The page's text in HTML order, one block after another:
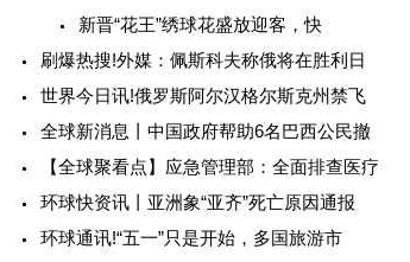
新晋“花王”绣球花盛放迎客，快
刷爆热搜!外媒：佩斯科夫称俄将在胜利日
世界今日讯!俄罗斯阿尔汉格尔斯克州禁飞
全球新消息丨中国政府帮助6名巴西公民撤
【全球聚看点】应急管理部：全面排查医疗
环球快资讯丨亚洲象“亚齐”死亡原因通报
环球通讯!“五一”只是开始，多国旅游市